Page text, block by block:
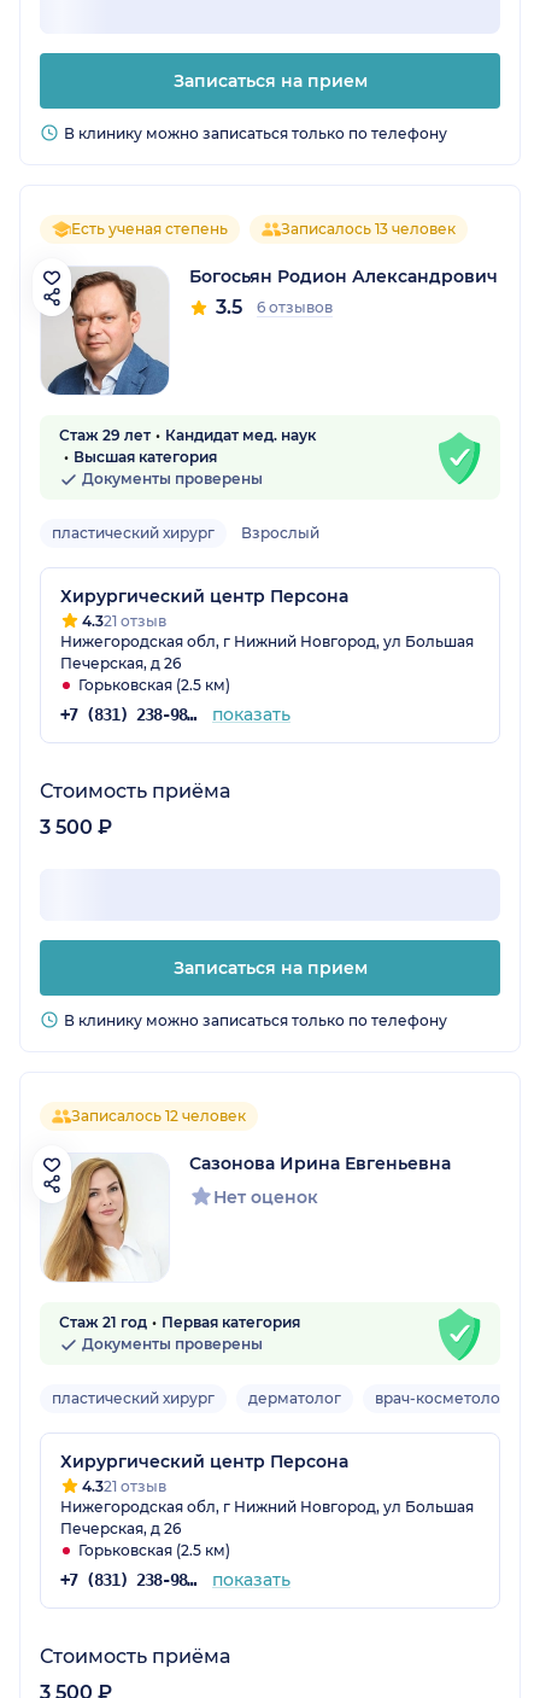
Записаться на прием
В клинику можно записаться только по телефону
Есть ученая степень Записалось 13 человек
Богосьян Родион Александрович
3.5 6 отзывов
Стаж 29 лет
Кандидат мед. наук
Высшая категория
Документы проверены
пластический хирург Взрослый
Хирургический центр Персона
4.321 отзыв
Нижегородская обл, г Нижний Новгород, ул Большая
Печерская, д 26
Горьковская (2.5 км)
+7 (831) 238-98-92 показать
Стоимость приёма
3 500 ₽
Записаться на прием
В клинику можно записаться только по телефону
Записалось 12 человек
Сазонова Ирина Евгеньевна
Нет оценок
Стаж 21 год
Первая категория
Документы проверены
пластический хирург дерматолог врач-косметолог
Хирургический центр Персона
4.321 отзыв
Нижегородская обл, г Нижний Новгород, ул Большая
Печерская, д 26
Горьковская (2.5 км)
+7 (831) 238-98-92 показать
Стоимость приёма
3 500 ₽